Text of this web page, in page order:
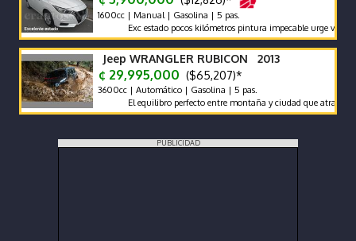
1600cc | Manual | Gasolina | 5 pas.
Exc estado pocos kilómetros pintura impecable urge vender
Jeep WRANGLER RUBICON 2013
¢ 29,995,000 ($65,207)*
3600cc | Automático | Gasolina | 5 pas.
El equilibro perfecto entre montaña y ciudad que atrae miradas
PUBLICIDAD